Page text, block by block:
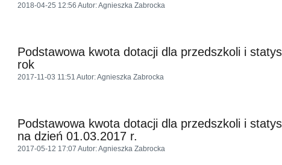
2018-04-25 12:56 Autor: Agnieszka Zabrocka
Podstawowa kwota dotacji dla przedszkoli i
rok
2017-11-03 11:51 Autor: Agnieszka Zabrocka
Podstawowa kwota dotacji dla przedszkoli i
na dzień 01.03.2017 r.
2017-05-12 17:07 Autor: Agnieszka Zabrocka